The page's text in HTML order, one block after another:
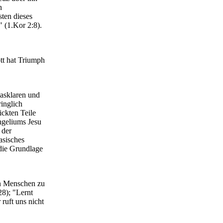
dieses
(1.Kor 2:8).
hat Triumph
und
Teile
Jesu
Grundlage
Menschen zu
"Lernt
ruft uns nicht